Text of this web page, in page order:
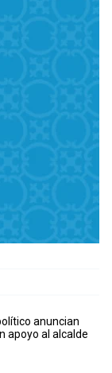
anuncian
apoyo al alcalde